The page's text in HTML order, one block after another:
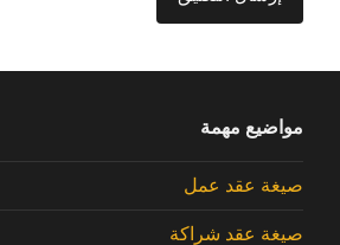
مواضيع مهمة
صيغة عقد عمل
صيغة عقد شراكة